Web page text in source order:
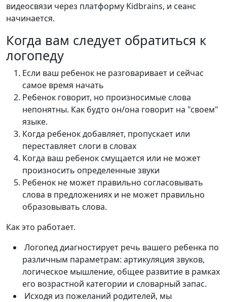
видеосвязи через платформу Kidbrains, и сеанс
начинается.
Когда вам следует обратиться к
логопеду
Если ваш ребенок не разговаривает и сейчас
самое время начать
Ребенок говорит, но произносимые слова
непонятны. Как будто он/она говорит на "своем"
языке.
Когда ребенок добавляет, пропускает или
переставляет слоги в словах
Когда ваш ребенок смущается или не может
произносить определенные звуки
Ребенок не может правильно согласовывать
слова в предложениях и не может правильно
образовывать слова.
Как это работает.
Логопед диагностирует речь вашего ребенка по
различным параметрам: артикуляция звуков,
логическое мышление, общее развитие в рамках
его возрастной категории и словарный запас.
Исходя из пожеланий родителей, мы